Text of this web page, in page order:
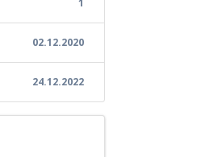
1
02.12.2020
24.12.2022